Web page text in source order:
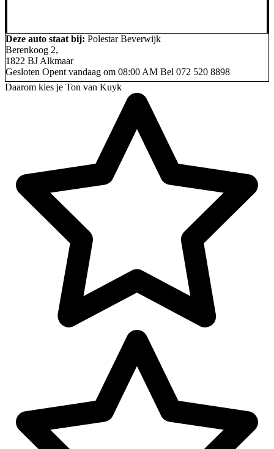
Deze auto staat bij: Polestar Beverwijk
Berenkoog 2,
1822 BJ Alkmaar
Gesloten Opent vandaag om 08:00 AM Bel 072 520 8898
Daarom kies je Ton van Kuyk